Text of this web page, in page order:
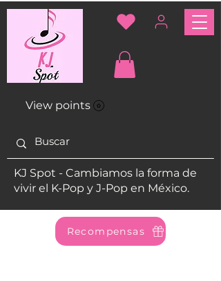
View points
KJ Spot - Cambiamos la forma de
vivir el K-Pop y J-Pop en México.
Recompensas